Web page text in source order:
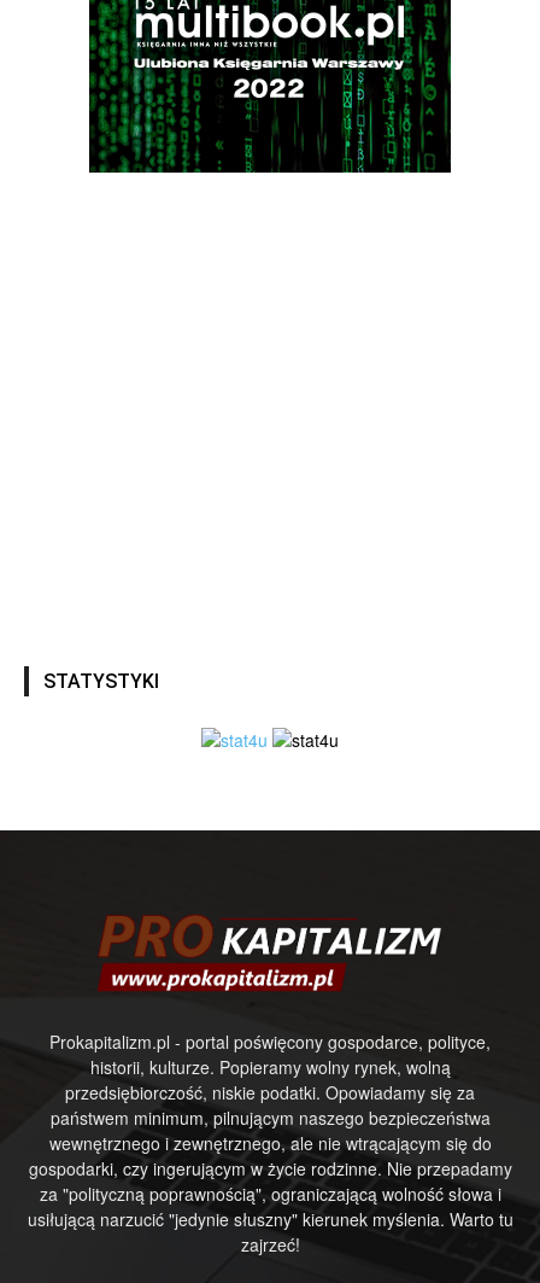
STATYSTYKI
Prokapitalizm.pl - portal poświęcony gospodarce, polityce,
historii, kulturze. Popieramy wolny rynek, wolną
przedsiębiorczość, niskie podatki. Opowiadamy się za
państwem minimum, pilnującym naszego bezpieczeństwa
wewnętrznego i zewnętrznego, ale nie wtrącającym się do
gospodarki, czy ingerującym w życie rodzinne. Nie przepadamy
za "polityczną poprawnością", ograniczającą wolność słowa i
usiłującą narzucić "jedynie słuszny" kierunek myślenia. Warto tu
zajrzeć!